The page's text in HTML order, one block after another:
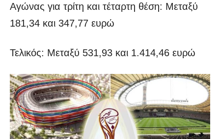
Αγώνας για τρίτη και τέταρτη θέση: Μεταξύ
181,34 και 347,77 ευρώ
Τελικός: Μεταξύ 531,93 και 1.414,46 ευρώ